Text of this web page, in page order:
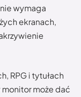
wymaga
ekranach,
RPG i tytułach
może dać